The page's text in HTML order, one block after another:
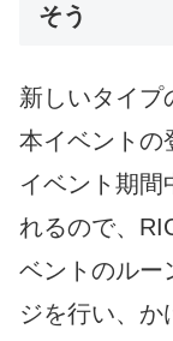
そう
新しいタイプ
本イベントの
イベント期間
れるので、
ベントのルー
ジを行い、か